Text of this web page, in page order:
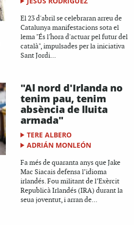
El 23 d'abril se celebraran arreu de
Catalunya manifestacions sota el
lema "És l'hora d'actuar pel futur del
català", impulsades per la iniciativa
Sant Jordi...
"Al nord d'Irlanda no
tenim pau, tenim
absència de lluita
armada"
TERE ALBERO
ADRIÁN MONLEÓN
Fa més de quaranta anys que Jake
Mac Siacais defensa l’idioma
irlandés. Fou militant de l’Exèrcit
Republicà Irlandés (IRA) durant la
seua joventut, i arran de...